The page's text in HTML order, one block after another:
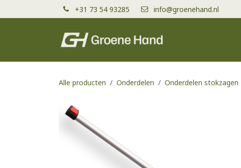
Overslaan naar inhoud +31 73 54 93285 info@groenehand.nl
Alle producten Onderdelen Onderdelen stokzagen